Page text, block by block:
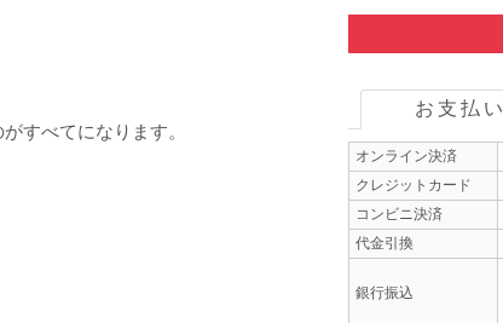
すべてになります。
お支払い
オンライン決済
クレジットカード
コンビニ決済
代金引換
銀行振込